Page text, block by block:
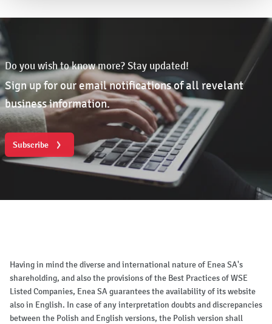
Do you wish to know more? Stay updated!
Sign up for our email notifications of all revelant
business information.
Subscribe
Having in mind the diverse and international nature of Enea SA's
shareholding, and also the provisions of the Best Practices of WSE
Listed Companies, Enea SA guarantees the availability of its website
also in English. In case of any interpretation doubts and discrepancies
between the Polish and English versions, the Polish version shall